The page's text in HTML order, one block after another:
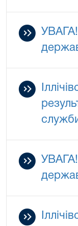
УВАГА!
служби
УВАГА!